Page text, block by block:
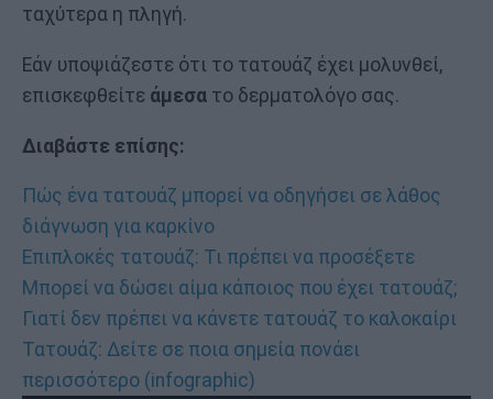
ταχύτερα η πληγή.
Εάν υποψιάζεστε ότι το τατουάζ έχει μολυνθεί,
επισκεφθείτε άμεσα το δερματολόγο σας.
Διαβάστε επίσης:
Πώς ένα τατουάζ μπορεί να οδηγήσει σε λάθος
διάγνωση για καρκίνο
Επιπλοκές τατουάζ: Τι πρέπει να προσέξετε
Μπορεί να δώσει αίμα κάποιος που έχει τατουάζ;
Γιατί δεν πρέπει να κάνετε τατουάζ το καλοκαίρι
Τατουάζ: Δείτε σε ποια σημεία πονάει
περισσότερο (infographic)